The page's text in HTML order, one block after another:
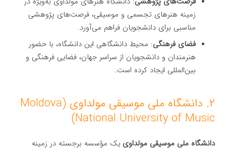
زمینه هنرهای تجسمی و موسیقی، فرصت‌های پژوهشی
مناسبی برای دانشجویان فراهم می‌آورد.
فضای فرهنگی: محیط دانشگاهی این دانشگاه، با حضور
هنرمندان و دانشجویان از سراسر جهان، فضایی فرهنگی و
بین‌المللی ایجاد کرده است.
۲. دانشگاه ملی موسیقی مولداوی (Moldova
National University of Music)
دانشگاه ملی موسیقی مولداوی یک مؤسسه برجسته در زمینه